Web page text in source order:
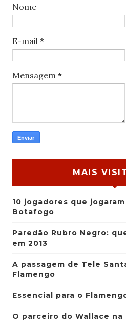
Nome
E-mail *
Mensagem *
MAIS
10 jogadores que
Botafogo
Paredão Rubro Negro:
em 2013
A passagem de Tele
Flamengo
Essencial para o
O parceiro do Wallace na